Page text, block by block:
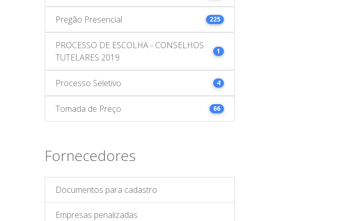
Pregão Presencial 225
PROCESSO DE ESCOLHA - CONSELHOS
TUTELARES 2019
1
Processo Seletivo 4
Tomada de Preço 66
Fornecedores
Documentos para cadastro
Empresas penalizadas